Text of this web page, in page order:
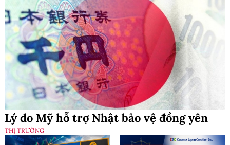
Lý do Mỹ hỗ trợ Nhật bảo vệ đồng yên
THỊ TRƯỜNG